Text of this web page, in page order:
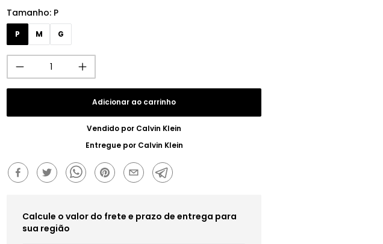
Tamanho: P
P M G
Adicionar ao carrinho
Vendido por Calvin Klein
Entregue por Calvin Klein